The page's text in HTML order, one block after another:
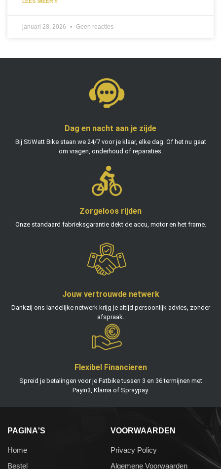
januari 28, 2026 Geen reacties
Dag en nacht aan je zijde
Bij StiWatt Bike staan we 24/7 voor je klaar, elke dag. Of het nu gaat
om vragen, onderhoud of reparaties.
Zorgeloos rijden
Onze standaard fabrieksgarantie dekt de accu, motor en het frame.
Jouw vertrouwde netwerk
Dankzij ons landelijke netwerk krijg je altijd persoonlijk advies, zonder
afspraak.
Flexibel Financieren
Spreid je betalingen voor je Fatbike tussen 3 en 36 termijnen met
Payin3, Klarna of Spraypay.
PAGINA'S
Home
Bestel
VOORWAARDEN
Privacy Policy
Algemene Voorwaarden